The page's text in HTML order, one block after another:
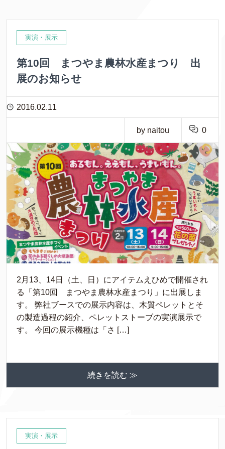
実演・展示
第10回 まつやま農林水産まつり 出
展のお知らせ
2016.02.11
by naitou 0
2月13、14日（土、日）にアイテムえひめで開催され
る「第10回 まつやま農林水産まつり」に出展しま
す。 弊社ブースでの展示内容は、木質ペレットとそ
の製造過程の紹介、ペレットストーブの実演展示で
す。 今回の展示機種は「さ […]
続きを読む ≫
実演・展示